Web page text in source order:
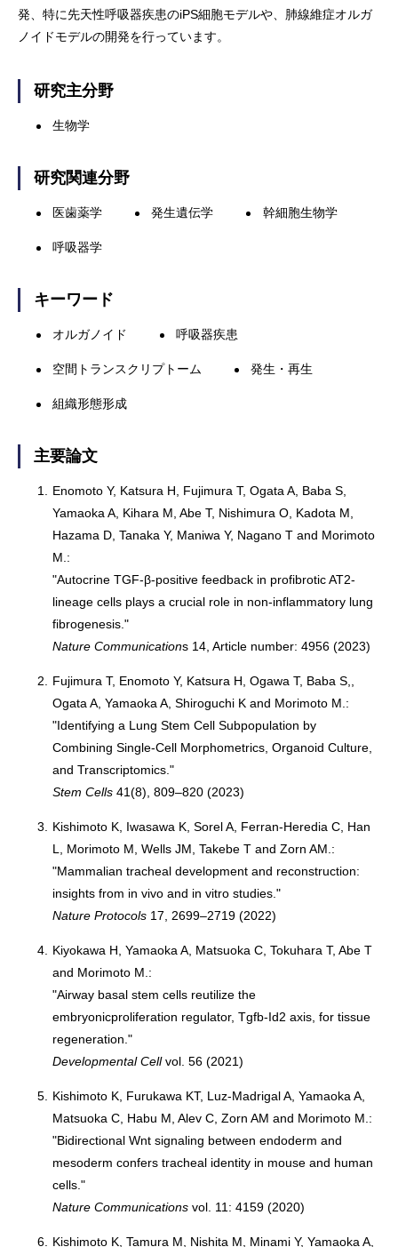
発、特に先天性呼吸器疾患のiPS細胞モデルや、肺線維症オルガ
ノイドモデルの開発を行っています。
研究主分野
生物学
研究関連分野
医歯薬学 発生遺伝学 幹細胞生物学
呼吸器学
キーワード
オルガノイド 呼吸器疾患
空間トランスクリプトーム 発生・再生
組織形態形成
主要論文
1.
Enomoto Y, Katsura H, Fujimura T, Ogata A, Baba S,
Yamaoka A, Kihara M, Abe T, Nishimura O, Kadota M,
Hazama D, Tanaka Y, Maniwa Y, Nagano T and Morimoto
M.:
"Autocrine TGF-β-positive feedback in profibrotic AT2-
lineage cells plays a crucial role in non-inflammatory lung
fibrogenesis."
Nature Communications 14, Article number: 4956 (2023)
2.
Fujimura T, Enomoto Y, Katsura H, Ogawa T, Baba S,,
Ogata A, Yamaoka A, Shiroguchi K and Morimoto M.:
"Identifying a Lung Stem Cell Subpopulation by
Combining Single-Cell Morphometrics, Organoid Culture,
and Transcriptomics."
Stem Cells 41(8), 809–820 (2023)
3.
Kishimoto K, Iwasawa K, Sorel A, Ferran-Heredia C, Han
L, Morimoto M, Wells JM, Takebe T and Zorn AM.:
"Mammalian tracheal development and reconstruction:
insights from in vivo and in vitro studies."
Nature Protocols 17, 2699–2719 (2022)
4.
Kiyokawa H, Yamaoka A, Matsuoka C, Tokuhara T, Abe T
and Morimoto M.:
"Airway basal stem cells reutilize the
embryonicproliferation regulator, Tgfb-Id2 axis, for tissue
regeneration."
Developmental Cellvol. 56 (2021)
5.
Kishimoto K, Furukawa KT, Luz-Madrigal A, Yamaoka A,
Matsuoka C, Habu M, Alev C, Zorn AM and Morimoto M.:
"Bidirectional Wnt signaling between endoderm and
mesoderm confers tracheal identity in mouse and human
cells."
Nature Communications vol. 11: 4159 (2020)
6. Kishimoto K, Tamura M, Nishita M, Minami Y, Yamaoka A,